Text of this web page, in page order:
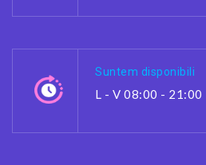
Suntem disponibili
L - V 08:00 - 21:00